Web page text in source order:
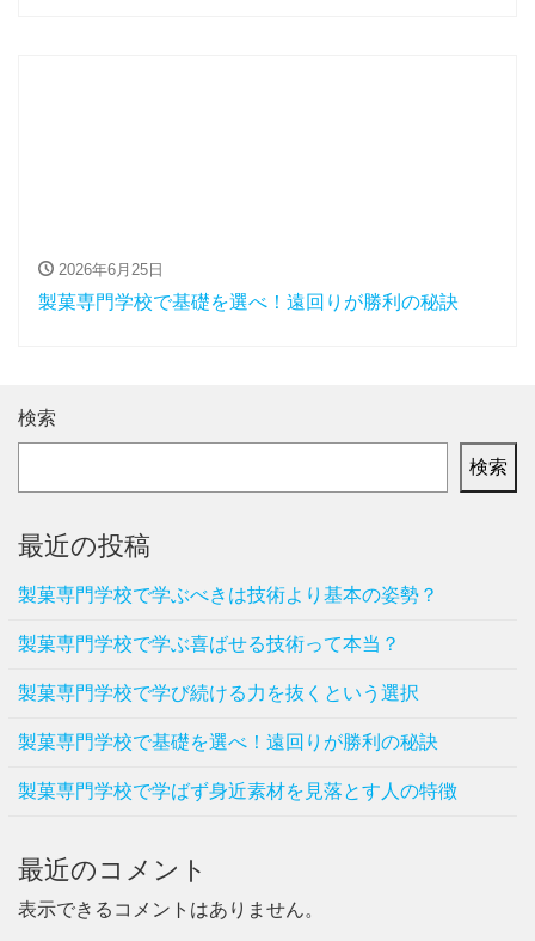
2026年6月25日
製菓専門学校で基礎を選べ！遠回りが勝利の秘訣
検索
検索
最近の投稿
製菓専門学校で学ぶべきは技術より基本の姿勢？
製菓専門学校で学ぶ喜ばせる技術って本当？
製菓専門学校で学び続ける力を抜くという選択
製菓専門学校で基礎を選べ！遠回りが勝利の秘訣
製菓専門学校で学ばず身近素材を見落とす人の特徴
最近のコメント
表示できるコメントはありません。